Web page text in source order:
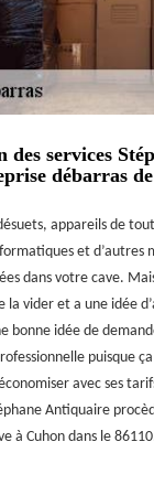
des services
débarras
appareils de
et d’autres
dans votre cave.
la vider et a une idée
bonne idée de
puisque
avec ses
Antiquaire
à Cuhon dans le